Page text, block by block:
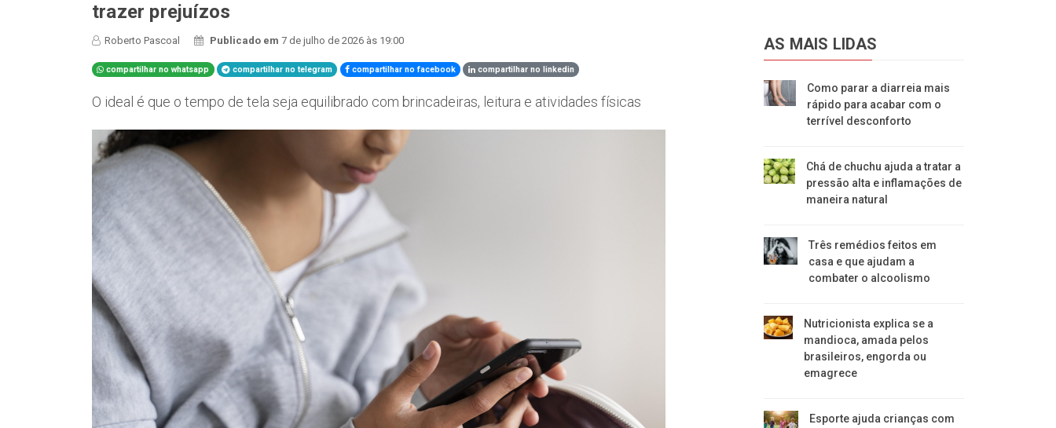
trazer prejuízos
Roberto Pascoal Publicado em7 de julho de 2026 às 19:00
compartilhar no whatsapp compartilhar no telegram compartilhar no facebook compartilhar no linkedin
O ideal é que o tempo de tela seja equilibrado com brincadeiras, leitura e atividades físicas
AS MAIS LIDAS
Como parar a diarreia mais
rápido para acabar com o
terrível desconforto
Chá de chuchu ajuda a tratar a
pressão alta e inflamações de
maneira natural
Três remédios feitos em
casa e que ajudam a
combater o alcoolismo
Nutricionista explica se a
mandioca, amada pelos
brasileiros, engorda ou
emagrece
Esporte ajuda crianças com